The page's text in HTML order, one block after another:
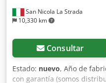
San Nicola La Strada
10,330 km
Consultar
Estado: nuevo, Año de
con garantía (somos